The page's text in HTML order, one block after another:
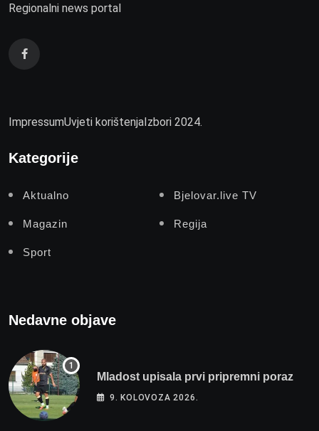
Regionalni news portal
ImpressumUvjeti korištenjaIzbori 2024.
Kategorije
Aktualno Bjelovar.live TV
Magazin Regija
Sport
Nedavne objave
Mladost upisala prvi pripremni poraz
9. KOLOVOZA 2026.